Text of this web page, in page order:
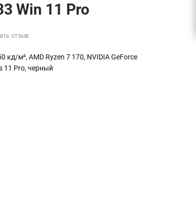
Win 11 Pro
отзыв
кд/м², AMD Ryzen 7 170, NVIDIA GeForce
11 Pro, черный